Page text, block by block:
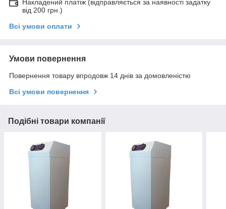
Накладений платіж (відправляється за наявності задатку
від 200 грн.)
Всі умови оплати
Умови повернення
Повернення товару впродовж 14 днів за домовленістю
Всі умови повернення
Подібні товари компанії